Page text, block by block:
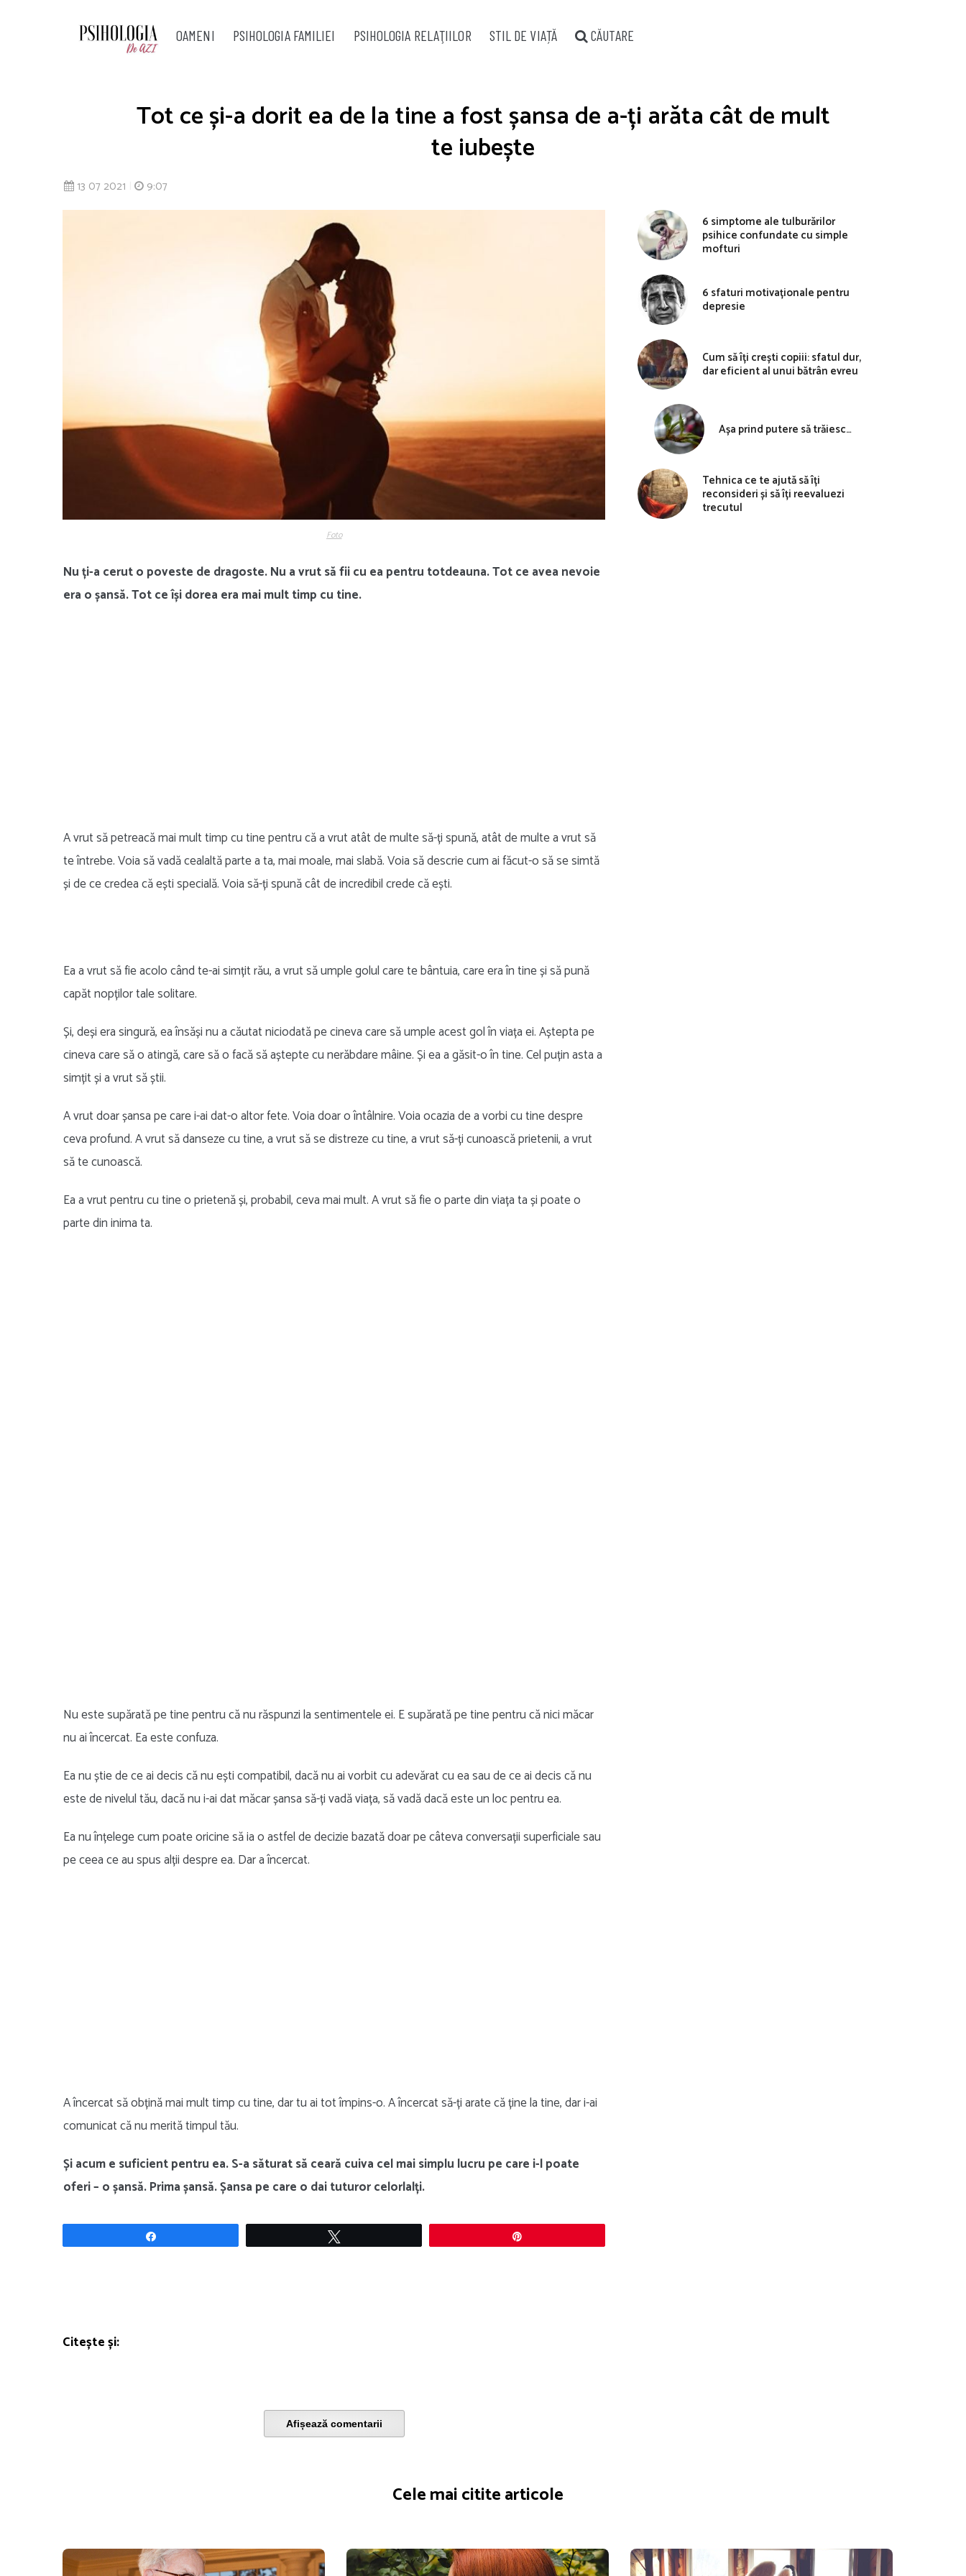
OAMENI PSIHOLOGIA FAMILIEI PSIHOLOGIA RELAŢIILOR STIL DE VIAȚĂ CĂUTARE
Tot ce și-a dorit ea de la tine a fost șansa de a-ți arăta cât de mult
te iubește
13 07 2021 9:07
Foto
Nu ți-a cerut o poveste de dragoste. Nu a vrut să fii cu ea pentru totdeauna. Tot ce avea nevoie
era o șansă. Tot ce își dorea era mai mult timp cu tine.
A vrut să petreacă mai mult timp cu tine pentru că a vrut atât de multe să-ți spună, atât de multe a vrut să
te întrebe. Voia să vadă cealaltă parte a ta, mai moale, mai slabă. Voia să descrie cum ai făcut-o să se simtă
și de ce credea că ești specială. Voia să-ți spună cât de incredibil crede că ești.
Ea a vrut să fie acolo când te-ai simțit rău, a vrut să umple golul care te bântuia, care era în tine și să pună
capăt nopților tale solitare.
Și, deși era singură, ea însăși nu a căutat niciodată pe cineva care să umple acest gol în viața ei. Aștepta pe
cineva care să o atingă, care să o facă să aștepte cu nerăbdare mâine. Și ea a găsit-o în tine. Cel puțin asta a
simțit și a vrut să știi.
A vrut doar șansa pe care i-ai dat-o altor fete. Voia doar o întâlnire. Voia ocazia de a vorbi cu tine despre
ceva profund. A vrut să danseze cu tine, a vrut să se distreze cu tine, a vrut să-ți cunoască prietenii, a vrut
să te cunoască.
Ea a vrut pentru cu tine o prietenă și, probabil, ceva mai mult. A vrut să fie o parte din viața ta și poate o
parte din inima ta.
Nu este supărată pe tine pentru că nu răspunzi la sentimentele ei. E supărată pe tine pentru că nici măcar
nu ai încercat. Ea este confuza.
Ea nu știe de ce ai decis că nu ești compatibil, dacă nu ai vorbit cu adevărat cu ea sau de ce ai decis că nu
este de nivelul tău, dacă nu i-ai dat măcar șansa să-ți vadă viața, să vadă dacă este un loc pentru ea.
Ea nu înțelege cum poate oricine să ia o astfel de decizie bazată doar pe câteva conversații superficiale sau
pe ceea ce au spus alții despre ea. Dar a încercat.
A încercat să obțină mai mult timp cu tine, dar tu ai tot împins-o. A încercat să-ți arate că ține la tine, dar i-ai
comunicat că nu merită timpul tău.
Și acum e suficient pentru ea. S-a săturat să ceară cuiva cel mai simplu lucru pe care i-l poate
oferi – o șansă. Prima șansă. Șansa pe care o dai tuturor celorlalți.
Citește și:
Afișează comentarii
6 simptome ale tulburărilor
psihice confundate cu simple
mofturi
6 sfaturi motivaționale pentru
depresie
Cum să îți crești copiii: sfatul dur,
dar eficient al unui bătrân evreu
Așa prind putere să trăiesc…
Tehnica ce te ajută să îți
reconsideri și să îți reevaluezi
trecutul
Cele mai citite articole